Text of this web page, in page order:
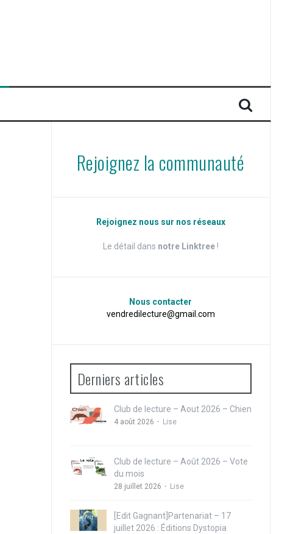
Rejoignez la communauté
Rejoignez nous sur nos réseaux
Le détail dans notre Linktree!
Nous contacter
vendredilecture@gmail.com
Derniers articles
Club de lecture – Aout 2026 – Chien
4 août 2026 Lise
Club de lecture – Août 2026 – Vote
du mois
28 juillet 2026 Lise
[Edit Gagnant]Partenariat – 17
juillet 2026 : Éditions Dystopia